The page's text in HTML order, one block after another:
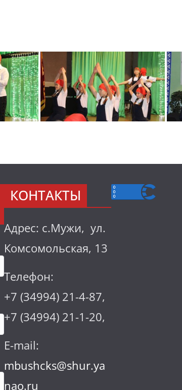
КОНТАКТЫ
Адрес: с.Мужи, ул.
Комсомольская, 13
Телефон:
+7 (34994) 21-4-87,
+7 (34994) 21-1-20,
E-mail:
mbushcks@shur.ya
nao.ru